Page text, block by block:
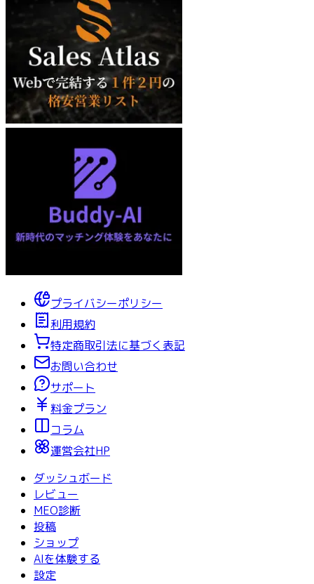
プライバシーポリシー
利用規約
特定商取引法に基づく表記
お問い合わせ
サポート
料金プラン
コラム
運営会社HP
ダッシュボード
レビュー
MEO診断
投稿
ショップ
AIを体験する
設定